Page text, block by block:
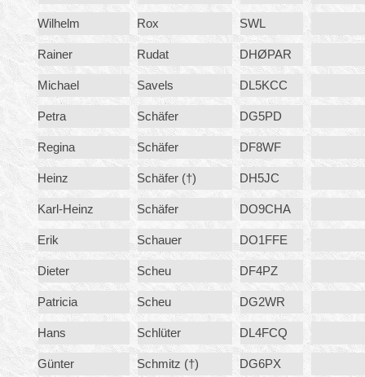
Wilhelm Rox SWL
Rainer Rudat DHØPAR
Michael Savels DL5KCC
Petra Schäfer DG5PD
Regina Schäfer DF8WF
Heinz Schäfer (†) DH5JC
Karl-Heinz Schäfer DO9CHA
Erik Schauer DO1FFE
Dieter Scheu DF4PZ
Patricia Scheu DG2WR
Hans Schlüter DL4FCQ
Günter Schmitz (†) DG6PX